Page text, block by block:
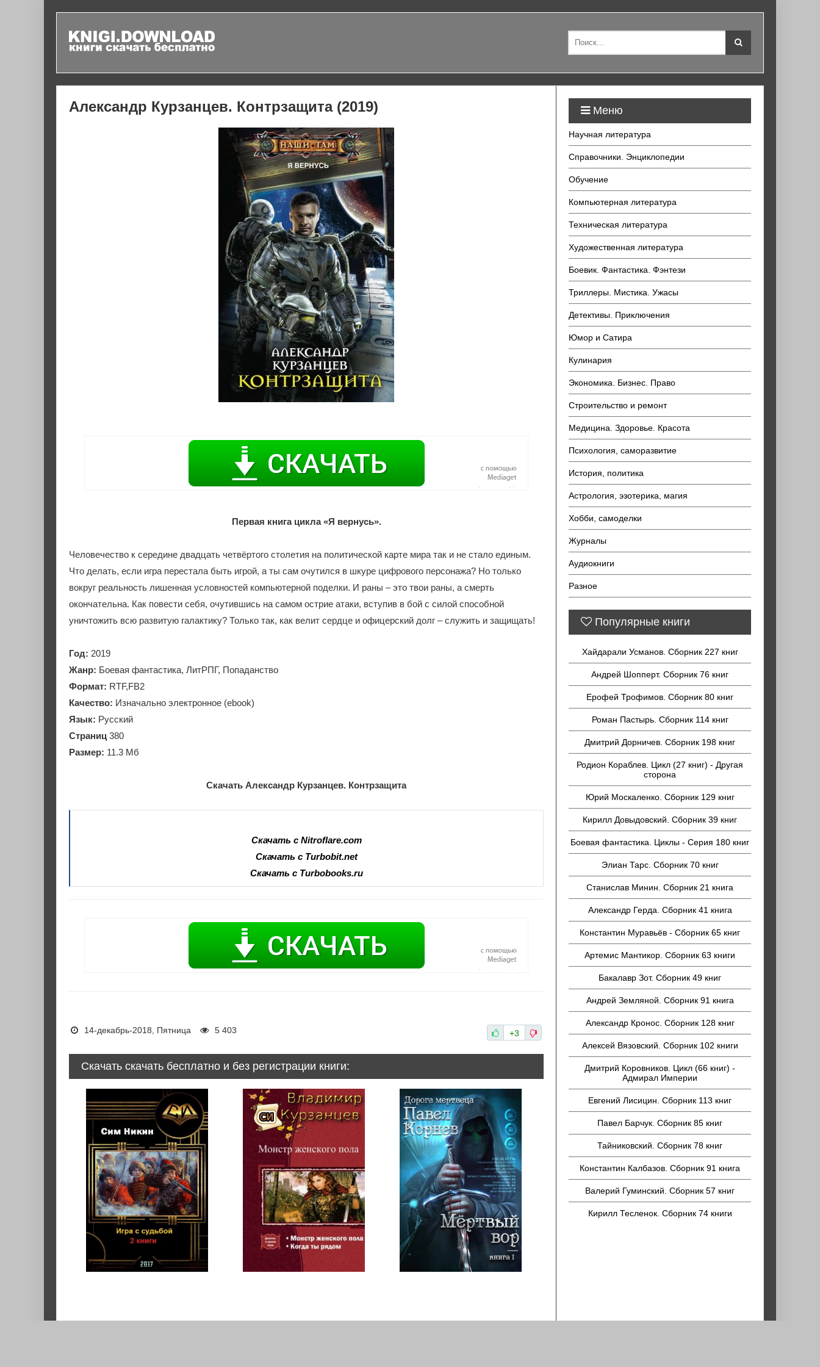
Александр Курзанцев. Контрзащита (2019)
Первая книга цикла «Я вернусь».
Человечество к середине двадцать четвёртого столетия на политической карте мира так и не стало единым.
Что делать, если игра перестала быть игрой, а ты сам очутился в шкуре цифрового персонажа? Но только
вокруг реальность лишенная условностей компьютерной поделки. И раны – это твои раны, а смерть
окончательна. Как повести себя, очутившись на самом острие атаки, вступив в бой с силой способной
уничтожить всю развитую галактику? Только так, как велит сердце и офицерский долг – служить и защищать!
Год: 2019
Жанр: Боевая фантастика, ЛитРПГ, Попаданство
Формат: RTF,FB2
Качество: Изначально электронное (ebook)
Язык: Русский
Страниц 380
Размер: 11.3 Мб
Скачать Александр Курзанцев. Контрзащита
Скачать с Nitroflare.com
Скачать с Turbobit.net
Скачать с Turbobooks.ru
14-декабрь-2018, Пятница 5 403 +3
Скачать скачать бесплатно и без регистрации книги:
Меню
Научная литература
Справочники. Энциклопедии
Обучение
Компьютерная литература
Техническая литература
Художественная литература
Боевик. Фантастика. Фэнтези
Триллеры. Мистика. Ужасы
Детективы. Приключения
Юмор и Сатира
Кулинария
Экономика. Бизнес. Право
Строительство и ремонт
Медицина. Здоровье. Красота
Психология, саморазвитие
История, политика
Астрология, эзотерика, магия
Хобби, самоделки
Журналы
Аудиокниги
Разное
Популярные книги
Хайдарали Усманов. Сборник 227 книг
Андрей Шопперт. Сборник 76 книг
Ерофей Трофимов. Сборник 80 книг
Роман Пастырь. Сборник 114 книг
Дмитрий Дорничев. Сборник 198 книг
Родион Кораблев. Цикл (27 книг) - Другая
сторона
Юрий Москаленко. Сборник 129 книг
Кирилл Довыдовский. Сборник 39 книг
Боевая фантастика. Циклы - Серия 180 книг
Элиан Тарс. Сборник 70 книг
Станислав Минин. Сборник 21 книга
Александр Герда. Сборник 41 книга
Константин Муравьёв - Сборник 65 книг
Артемис Мантикор. Сборник 63 книги
Бакалавр Зот. Сборник 49 книг
Андрей Земляной. Сборник 91 книга
Александр Кронос. Сборник 128 книг
Алексей Вязовский. Сборник 102 книги
Дмитрий Коровников. Цикл (66 книг) -
Адмирал Империи
Евгений Лисицин. Сборник 113 книг
Павел Барчук. Сборник 85 книг
Тайниковский. Сборник 78 книг
Константин Калбазов. Сборник 91 книга
Валерий Гуминский. Сборник 57 книг
Кирилл Тесленок. Сборник 74 книги